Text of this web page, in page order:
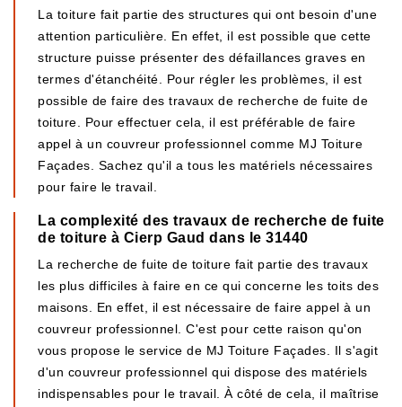
La toiture fait partie des structures qui ont besoin d'une
attention particulière. En effet, il est possible que cette
structure puisse présenter des défaillances graves en
termes d'étanchéité. Pour régler les problèmes, il est
possible de faire des travaux de recherche de fuite de
toiture. Pour effectuer cela, il est préférable de faire
appel à un couvreur professionnel comme MJ Toiture
Façades. Sachez qu'il a tous les matériels nécessaires
pour faire le travail.
La complexité des travaux de recherche de fuite
de toiture à Cierp Gaud dans le 31440
La recherche de fuite de toiture fait partie des travaux
les plus difficiles à faire en ce qui concerne les toits des
maisons. En effet, il est nécessaire de faire appel à un
couvreur professionnel. C'est pour cette raison qu'on
vous propose le service de MJ Toiture Façades. Il s'agit
d'un couvreur professionnel qui dispose des matériels
indispensables pour le travail. À côté de cela, il maîtrise